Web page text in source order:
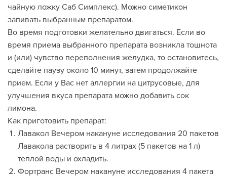
чайную ложку Саб Симплекс). Можно симетикон
запивать выбранным препаратом.
Во время подготовки желательно двигаться. Если во
время приема выбранного препарата возникла тошнота
и (или) чувство переполнения желудка, то остановитесь,
сделайте паузу около 10 минут, затем продолжайте
прием. Если у Вас нет аллергии на цитрусовые, для
улучшения вкуса препарата можно добавить сок
лимона.
Как приготовить препарат:
Лавакол Вечером накануне исследования 20 пакетов
Лавакола растворить в 4 литрах (5 пакетов на 1 л)
теплой воды и охладить.
Фортранс Вечером накануне исследования 4 пакета